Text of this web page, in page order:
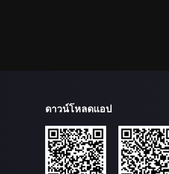
ดาวน์โหลดแอป